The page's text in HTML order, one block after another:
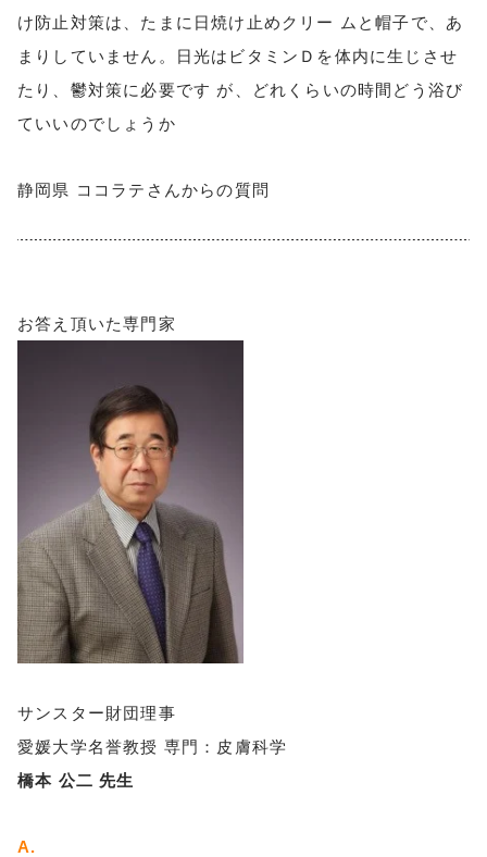
け防止対策は、たまに日焼け止めクリー ムと帽子で、あ
まりしていません。日光はビタミンＤを体内に生じさせ
たり、鬱対策に必要です が、どれくらいの時間どう浴び
ていいのでしょうか
静岡県 ココラテさんからの質問
お答え頂いた専門家
サンスター財団理事
愛媛大学名誉教授 専門：皮膚科学
橋本 公二 先生
A.